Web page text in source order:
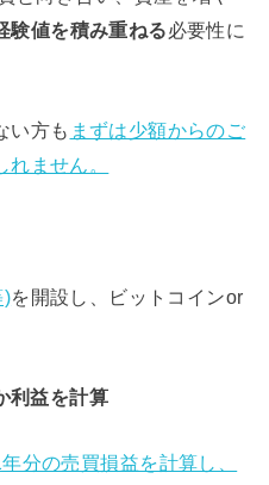
験値を積み重ねる必要性に
い方も まずは少額からのご
ません。
)を開設し、ビットコインor
利益を計算
分の売買損益を計算し、